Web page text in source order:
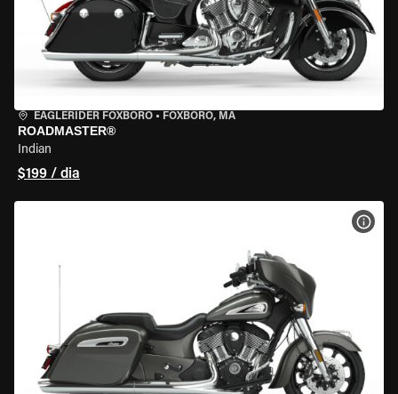
EAGLERIDER FOXBORO • FOXBORO, MA
ROADMASTER®
Indian
$199 / dia
VER